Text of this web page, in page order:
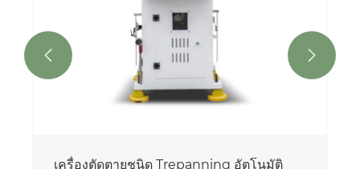
เครื่องตัดตายชนิด Trepanning อัตโนมัติ
 